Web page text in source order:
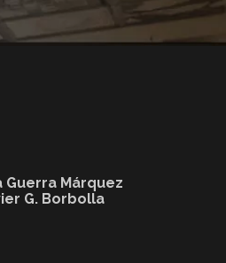
Guerra Márquez
G. Borbolla